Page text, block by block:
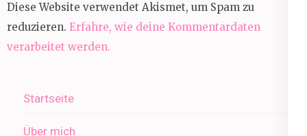
Diese Website verwendet Akismet, um Spam zu
reduzieren. Erfahre, wie deine Kommentardaten
verarbeitet werden.
Startseite
Über mich